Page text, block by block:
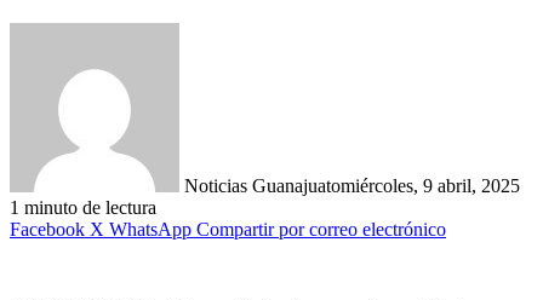
Noticias Guanajuatomiércoles, 9 abril, 2025
1 minuto de lectura
Facebook X WhatsApp Compartir por correo electrónico